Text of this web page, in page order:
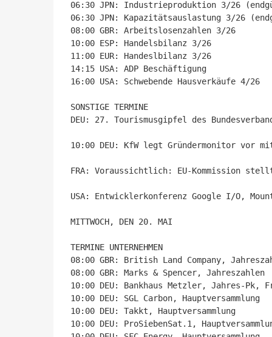
06:30 JPN: Industrieproduktion 3/26
06:30 JPN: Kapazitätsauslastung 3/26
08:00 GBR: Arbeitslosenzahlen 3/26
10:00 ESP: Handelsbilanz 3/26
11:00 EUR: Handeslbilanz 3/26
14:15 USA: ADP Beschäftigung
16:00 USA: Schwebende Hausverkäufe 4/26
SONSTIGE TERMINE
DEU: 27. Tourismusgipfel des
10:00 DEU: KfW legt Gründermonitor vor
FRA: Voraussichtlich: EU-Kommission
USA: Entwicklerkonferenz Google I/O,
MITTWOCH, DEN 20. MAI
TERMINE UNTERNEHMEN
08:00 GBR: British Land Company,
08:00 GBR: Marks & Spencer, Jahreszahlen
10:00 DEU: Bankhaus Metzler, Jahres-Pk,
10:00 DEU: SGL Carbon, Hauptversammlung
10:00 DEU: Takkt, Hauptversammlung
10:00 DEU: ProSiebenSat.1,